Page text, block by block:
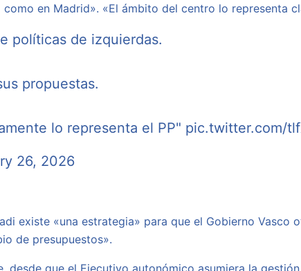
en Madrid». «El ámbito del centro lo representa
políticas de izquierdas.
propuestas.
lo representa el PP" pic.twitter.com/
26, 2026
existe «una estrategia» para que el Gobierno Vasco
de presupuestos».
que el Ejecutivo autonómico asumiera la